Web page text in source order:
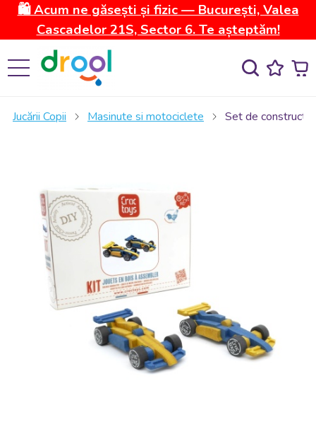
🛍️ Acum ne găsești și fizic — București, Valea
Cascadelor 21S, Sector 6. Te așteptăm!
Jucării Copii Masinute si motociclete Set de